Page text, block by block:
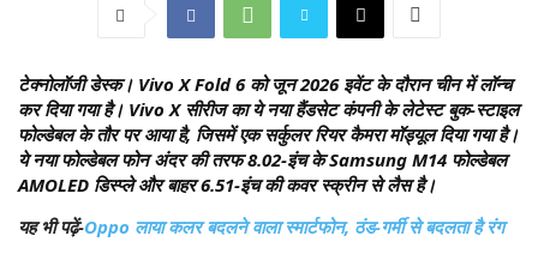
टेक्नोलॉजी डेस्क। Vivo X Fold 6 को जून 2026 इवेंट के दौरान चीन में लॉन्च
कर दिया गया है। Vivo X सीरीज का ये नया हैंडसेट कंपनी के लेटेस्ट बुक-स्टाइल
फोल्डेबल के तौर पर आया है, जिसमें एक सर्कुलर रियर कैमरा मॉड्यूल दिया गया है।
ये नया फोल्डेबल फोन अंदर की तरफ 8.02-इंच के Samsung M14 फोल्डेबल
AMOLED डिस्प्ले और बाहर 6.51-इंच की कवर स्क्रीन से लैस है।
यह भी पढ़ें-Oppo लाया कलर बदलने वाला स्मार्टफोन, ठंड-गर्मी से बदलता है रंग